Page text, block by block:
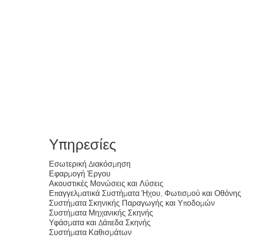
Υπηρεσίες
Εσωτερική Διακόσμηση
Εφαρμογή Έργου
Ακουστικές Μονώσεις και Λύσεις
Επαγγελματικά Συστήματα Ήχου, Φωτισμού και Οθόνης
Συστήματα Σκηνικής Παραγωγής και Υποδομών
Συστήματα Μηχανικής Σκηνής
Υφάσματα και Δάπεδα Σκηνής
Συστήματα Καθισμάτων